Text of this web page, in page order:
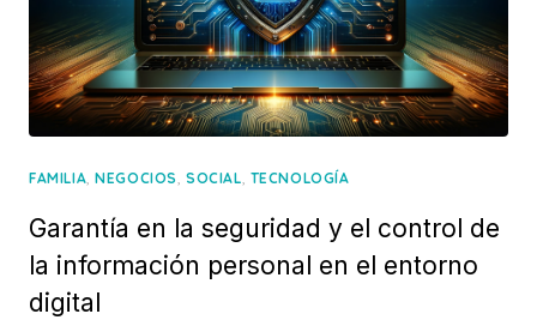
FAMILIA,NEGOCIOS,SOCIAL, TECNOLOGÍA
Garantía en la seguridad y el control de
la información personal en el entorno
digital